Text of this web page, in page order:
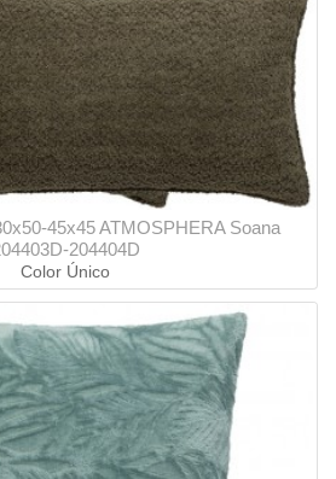
45x45 ATMOSPHERA Soana
204404D
Color Único